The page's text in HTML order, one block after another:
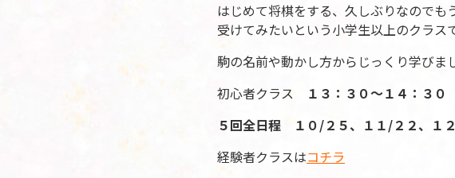
はじめて将棋をする、久しぶりなのでも
受けてみたいという小学生以上のクラスで
駒の名前や動かし方からじっくり学び
初心者クラス
１３：３０～１４：３０
５回全日程 １０/２５、１１/２２、１
経験者クラスはコチラ